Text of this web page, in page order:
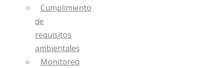
Cumplimiento
de
requisitos
ambientales
Monitoreo